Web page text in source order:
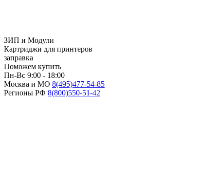
ЗИП и Модули
Картриджи для принтеров
заправка
Поможем купить
Пн-Вс 9:00 - 18:00
Москва и МО 8(495)477-54-85
Регионы РФ 8(800)550-51-42